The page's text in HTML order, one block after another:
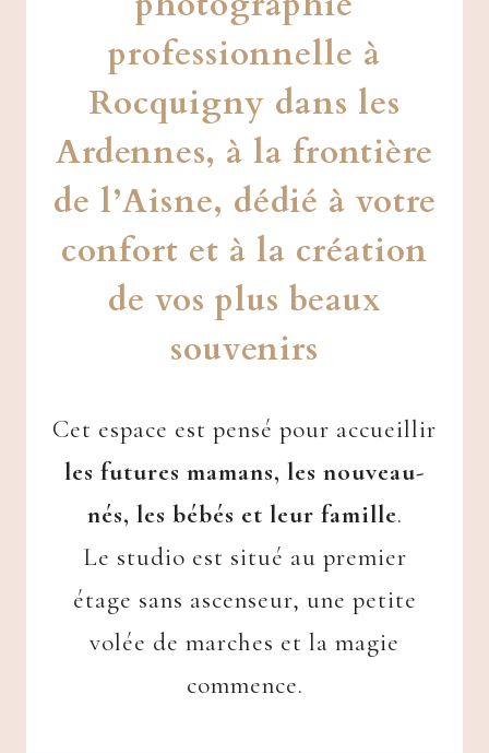
professionnelle à
Rocquigny dans les
Ardennes, à la frontière
de l’Aisne, dédié à votre
confort et à la création
de vos plus beaux
souvenirs
Cet espace est pensé pour accueillir
les futures mamans, les nouveau-
nés, les bébés et leur famille.
Le studio est situé au premier
étage sans ascenseur, une petite
volée de marches et la magie
commence.